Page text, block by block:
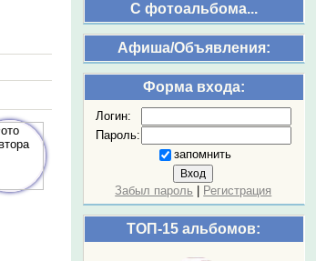
C фотоальбома...
Афиша/Объявления:
Форма входа:
Логин:
Пароль:
запомнить
Забыл пароль Регистрация
ТОП-15 альбомов: